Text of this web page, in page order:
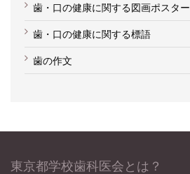
歯・口の健康に関する図画ポスター
歯・口の健康に関する標語
歯の作文
東京都学校歯科医会とは？